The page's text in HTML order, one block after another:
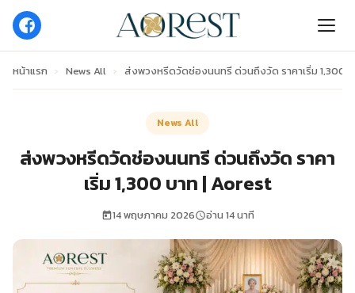
หน้าแรก › News All › ส่งพวงหรีดวัดช่องนนทรี ด่วนถึงวัด ราคาเริ่ม 1,300
News All
ส่งพวงหรีดวัดช่องนนทรี ด่วนถึงวัด ราคา
เริ่ม 1,300 บาท | Aorest
14 พฤษภาคม 2026 อ่าน 14 นาที